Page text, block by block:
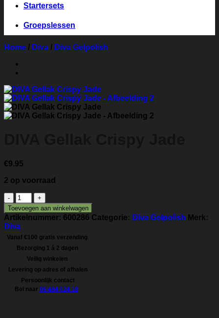
Startersets
Groepslessen
Home / Diva / Diva Gelpolish
€9.95
2 op voorraad
DIVA
Gellak
Crispy
Jade
aantal
Toevoegen aan winkelwagen
Artikelnummer: 600286 Categorie: Diva Gelpolish Merk:
Diva
Vanaf €100 gratis verzending
Bezorging 1 á 2 dagen
Veilig winkelen
Levering op adres of afhalen
Persoonlijk contact
Bel naar 06 484 024 18